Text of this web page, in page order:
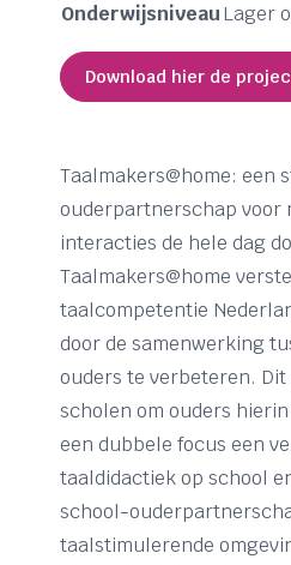
OnderwijsniveauLager
Download hier de
Taalmakers@home: een
ouderpartnerschap voor
interacties de hele dag
Taalmakers@home
taalcompetentie
door de samenwerking
ouders te verbeteren.
scholen om ouders
een dubbele focus een
taaldidactiek op school
school-
taalstimulerende